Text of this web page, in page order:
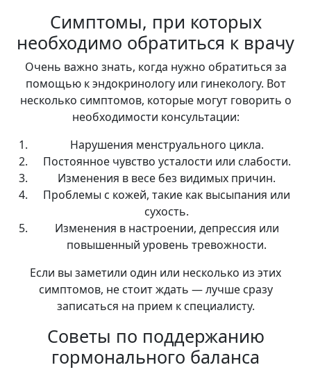
Симптомы, при которых
необходимо обратиться к врачу
Очень важно знать, когда нужно обратиться за
помощью к эндокринологу или гинекологу. Вот
несколько симптомов, которые могут говорить о
необходимости консультации:
Нарушения менструального цикла.
Постоянное чувство усталости или слабости.
Изменения в весе без видимых причин.
Проблемы с кожей, такие как высыпания или
сухость.
Изменения в настроении, депрессия или
повышенный уровень тревожности.
Если вы заметили один или несколько из этих
симптомов, не стоит ждать — лучше сразу
записаться на прием к специалисту.
Советы по поддержанию
гормонального баланса